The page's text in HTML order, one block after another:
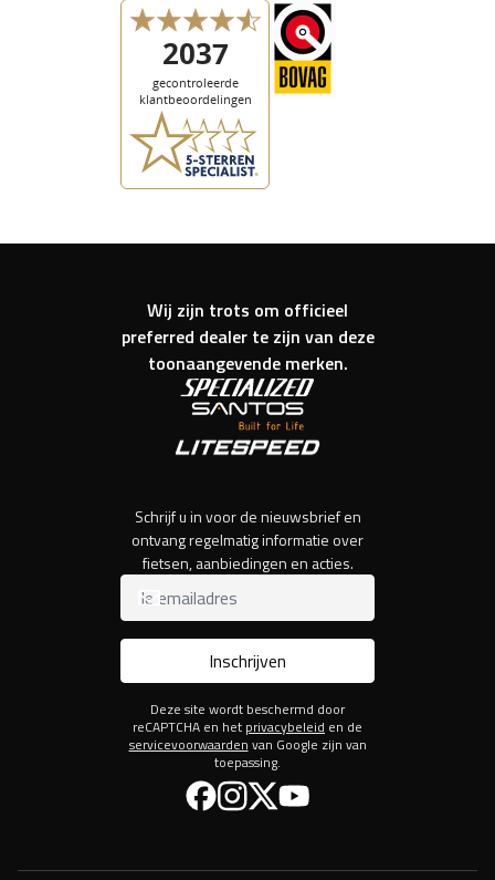
Wij zijn trots om officieel
preferred dealer te zijn van deze
toonaangevende merken.
Schrijf u in voor de nieuwsbrief en
ontvang regelmatig informatie over
fietsen, aanbiedingen en acties.
Inschrijven
Deze site wordt beschermd door
reCAPTCHA en het privacybeleid en de
servicevoorwaarden van Google zijn van
toepassing.
FacebookInstagram
TwitterYouTube